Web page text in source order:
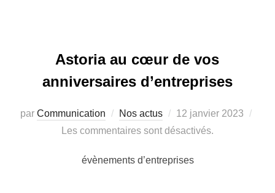
Astoria au cœur de vos
anniversaires d’entreprises
par Communication Nos actus
12 janvier 2023
Les commentaires sont désactivés.
évènements d’entreprises